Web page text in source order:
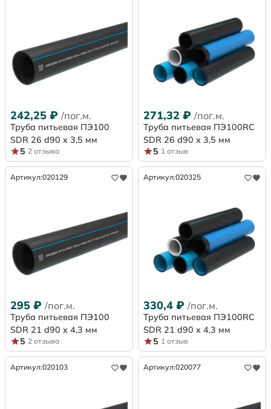
242,25 ₽ /пог.м.
Труба питьевая ПЭ100
SDR 26 d90 х 3,5 мм
5 2 отзыва
271,32 ₽ /пог.м.
Труба питьевая ПЭ100RC
SDR 26 d90 х 3,5 мм
5 1 отзыв
Артикул:020129
295 ₽ /пог.м.
Труба питьевая ПЭ100
SDR 21 d90 х 4,3 мм
5 2 отзыва
Артикул:020325
330,4 ₽ /пог.м.
Труба питьевая ПЭ100RC
SDR 21 d90 х 4,3 мм
5 1 отзыв
Артикул:020103 Артикул:020077